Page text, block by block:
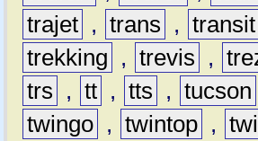
trajet , trans , transit
trekking
, trevis ,
trs
, tt , tts , tucson
twingo , twintop ,